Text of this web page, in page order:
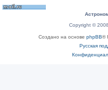
Copyright ©
Создано на основе phpBB®
Русская